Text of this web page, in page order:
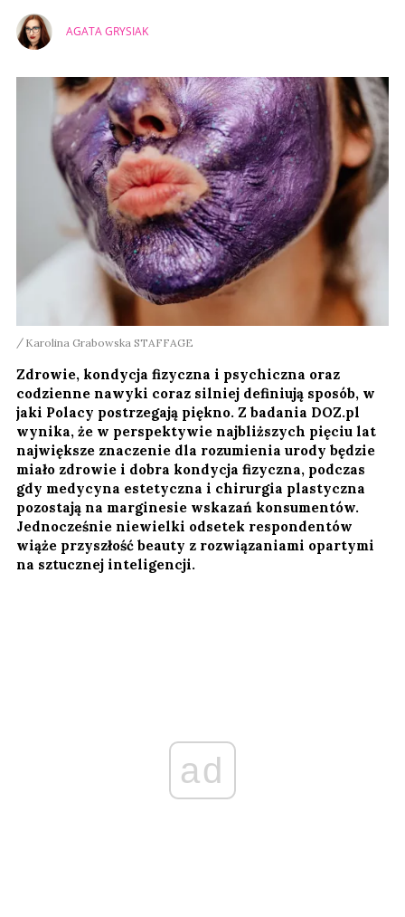
AGATA GRYSIAK
Karolina Grabowska STAFFAGE
Zdrowie, kondycja fizyczna i psychiczna oraz
codzienne nawyki coraz silniej definiują sposób, w
jaki Polacy postrzegają piękno. Z badania DOZ.pl
wynika, że w perspektywie najbliższych pięciu lat
największe znaczenie dla rozumienia urody będzie
miało zdrowie i dobra kondycja fizyczna, podczas
gdy medycyna estetyczna i chirurgia plastyczna
pozostają na marginesie wskazań konsumentów.
Jednocześnie niewielki odsetek respondentów
wiąże przyszłość beauty z rozwiązaniami opartymi
na sztucznej inteligencji.
ad